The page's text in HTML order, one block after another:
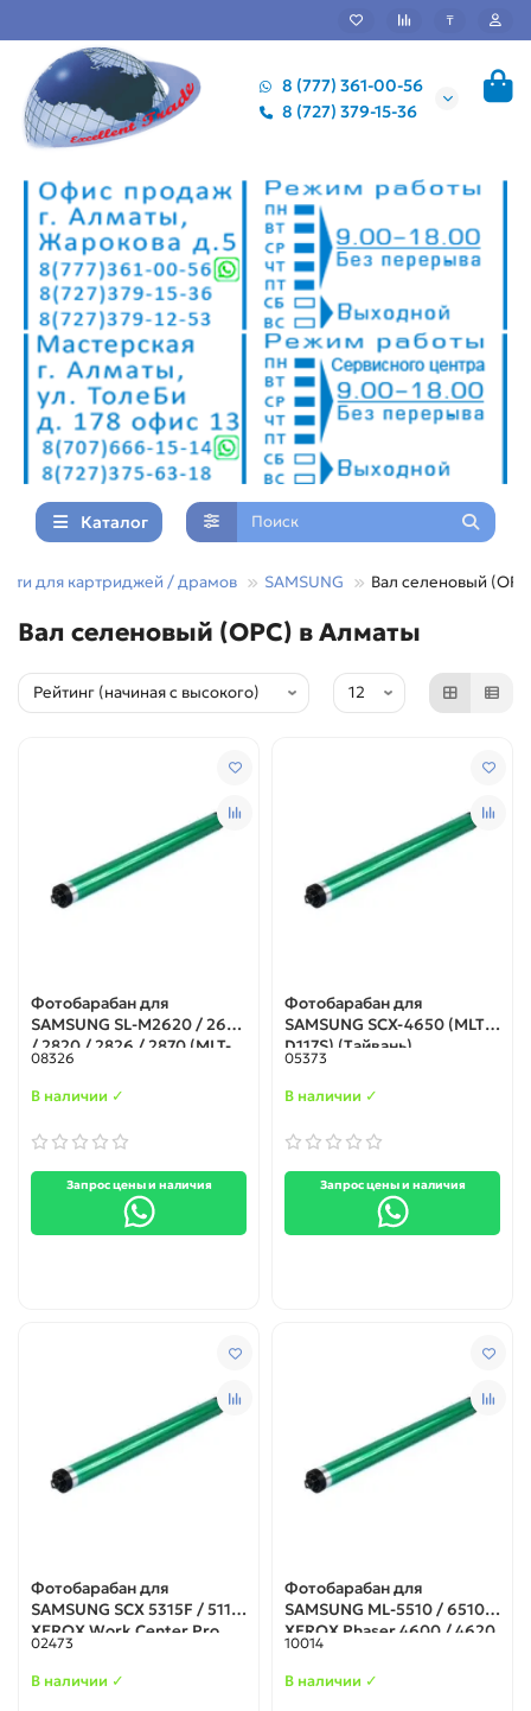
₸
8 (777) 361-00-56
8 (727) 379-15-36
Каталог
для картриджей / драмов SAMSUNG Вал селеновый
Вал селеновый (OPC) в Алматы
Фотобарабан для
SAMSUNG SL-M2620 / 2670
/ 2820 / 2826 / 2870 (MLT-
D115S/ 116) (Тайвань)
08326
В наличии ✓
Запрос цены и наличия
Фотобарабан для
SAMSUNG SCX-4650 (MLT-
D117S) (Тайвань)
05373
В наличии ✓
Запрос цены и наличия
Фотобарабан для
SAMSUNG SCX 5315F / 5115
XEROX Work Center Pro
412 / M15 (Корея)
02473
В наличии ✓
Фотобарабан для
SAMSUNG ML-5510 / 6510
XEROX Phaser 4600 / 4620
(Тайвань)
10014
В наличии ✓